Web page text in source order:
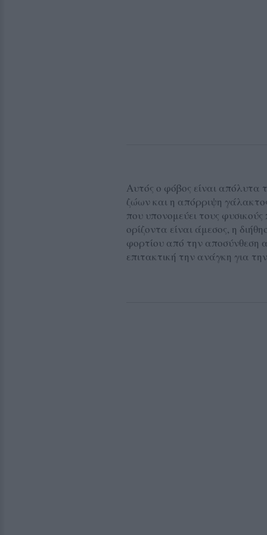
Αυτός ο φόβος είναι απόλυτα
ζώων και η απόρριψη
που υπονομεύει τους
ορίζοντα είναι άμεσος, η
φορτίου από την αποσύνθεση
επιτακτική την ανάγκη για